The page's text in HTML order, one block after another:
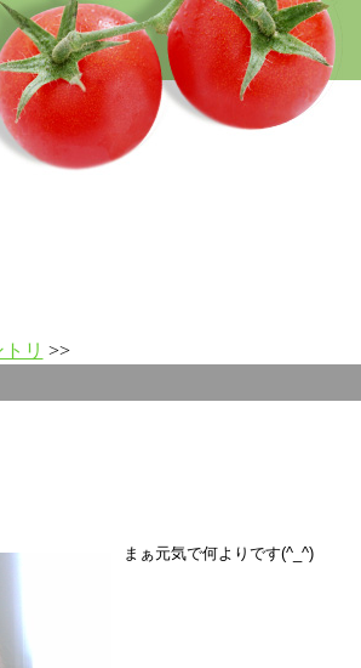
リ >>
まぁ元気で何よりです(^_^)